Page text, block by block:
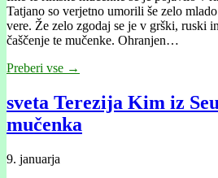
Tatjano so verjetno umorili še zelo
vere. Že zelo zgodaj se je v grški, ruski
čaščenje te mučenke. Ohranjen…
Preberi vse →
sveta Terezija Kim iz
mučenka
9. januarja